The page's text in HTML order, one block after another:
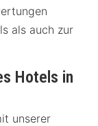
als auch zur
Hotels in
unserer